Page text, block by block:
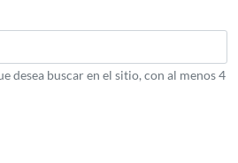
desea buscar en el sitio, con al menos 4